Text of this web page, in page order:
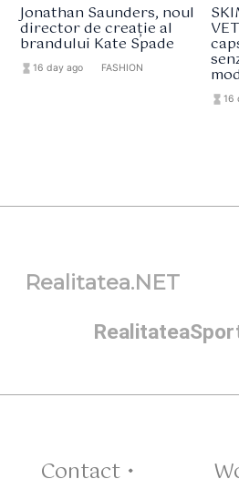
Jonathan Saunders, noul
director de creație al
brandului Kate Spade
hourglass_full16 day ago FASHION
hourglass_full 16
Realitatea.NET